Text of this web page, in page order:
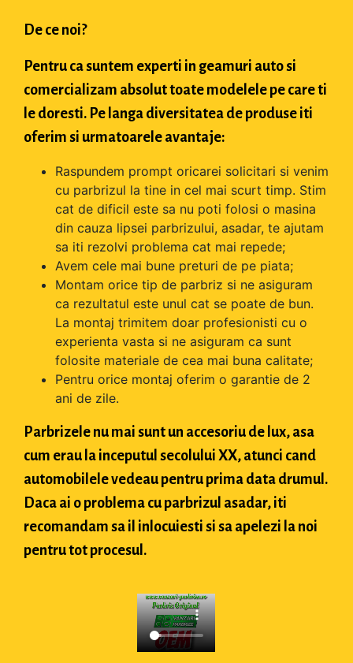
De ce noi?
Pentru ca suntem experti in geamuri auto si
comercializam absolut toate modelele pe care ti
le doresti. Pe langa diversitatea de produse iti
oferim si urmatoarele avantaje:
Raspundem prompt oricarei solicitari si venim
cu parbrizul la tine in cel mai scurt timp. Stim
cat de dificil este sa nu poti folosi o masina
din cauza lipsei parbrizului, asadar, te ajutam
sa iti rezolvi problema cat mai repede;
Avem cele mai bune preturi de pe piata;
Montam orice tip de parbriz si ne asiguram
ca rezultatul este unul cat se poate de bun.
La montaj trimitem doar profesionisti cu o
experienta vasta si ne asiguram ca sunt
folosite materiale de cea mai buna calitate;
Pentru orice montaj oferim o garantie de 2
ani de zile.
Parbrizele nu mai sunt un accesoriu de lux, asa
cum erau la inceputul secolului XX, atunci cand
automobilele vedeau pentru prima data drumul.
Daca ai o problema cu parbrizul asadar, iti
recomandam sa il inlocuiesti si sa apelezi la noi
pentru tot procesul.